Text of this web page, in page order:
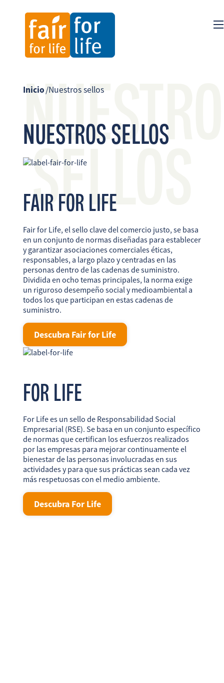
EN ES
Inicio/Nuestros sellos
NUESTROS SELLOS
SELLOS
FAIR FOR LIFE
Fair for Life, el sello clave del comercio justo, se basa
en un conjunto de normas diseñadas para establecer
y garantizar asociaciones comerciales éticas,
responsables, a largo plazo y centradas en las
personas dentro de las cadenas de suministro.
Dividida en ocho temas principales, la norma exige
un riguroso desempeño social y medioambiental a
todos los que participan en estas cadenas de
suministro.
Descubra Fair for Life
FOR LIFE
For Life es un sello de Responsabilidad Social
Empresarial (RSE). Se basa en un conjunto específico
de normas que certifican los esfuerzos realizados
por las empresas para mejorar continuamente el
bienestar de las personas involucradas en sus
actividades y para que sus prácticas sean cada vez
más respetuosas con el medio ambiente.
Descubra For Life